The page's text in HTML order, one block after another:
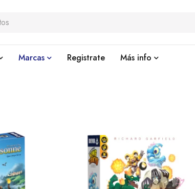
Marcas Registrate Más info